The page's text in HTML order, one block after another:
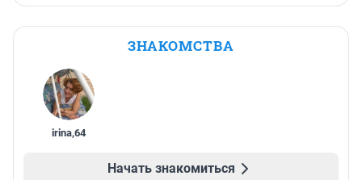
ЗНАКОМСТВА
irina,64
Начать знакомиться